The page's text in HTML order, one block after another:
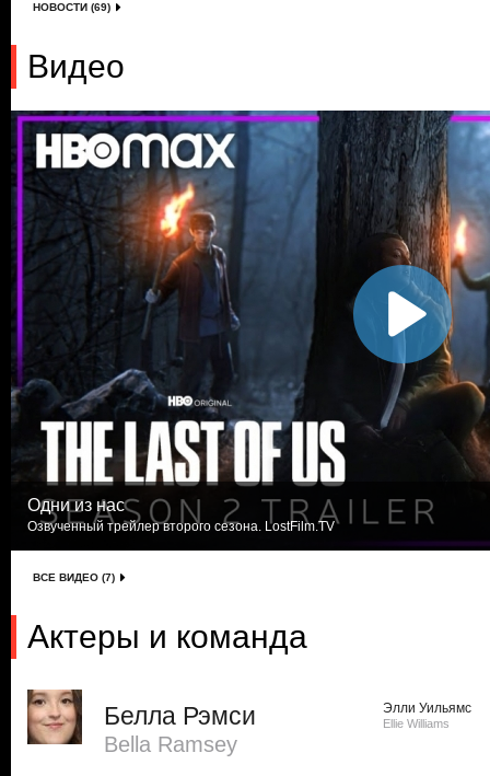
НОВОСТИ (69)
Видео
Одни из нас
Озвученный трейлер второго сезона. LostFilm.TV
ВСЕ ВИДЕО (7)
Актеры и команда
Белла Рэмси
Bella Ramsey
Элли Уильямс
Ellie Williams